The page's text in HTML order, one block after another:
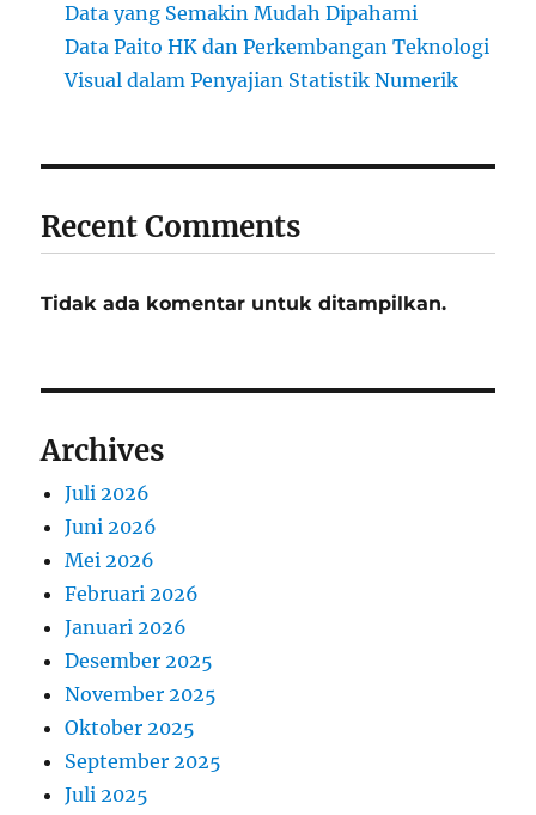
Data yang Semakin Mudah Dipahami
Data Paito HK dan Perkembangan Teknologi
Visual dalam Penyajian Statistik Numerik
Recent Comments
Tidak ada komentar untuk ditampilkan.
Archives
Juli 2026
Juni 2026
Mei 2026
Februari 2026
Januari 2026
Desember 2025
November 2025
Oktober 2025
September 2025
Juli 2025